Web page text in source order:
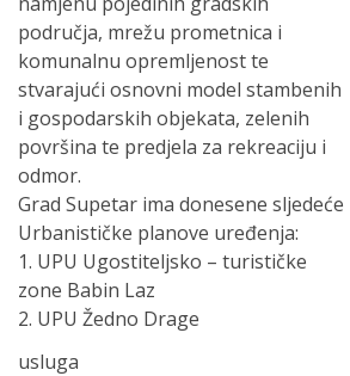
područja, mrežu prometnica i
komunalnu opremljenost te
stvarajući osnovni model stambenih
i gospodarskih objekata, zelenih
površina te predjela za rekreaciju i
odmor.
Grad Supetar ima donesene sljedeće
Urbanističke planove uređenja:
1. UPU Ugostiteljsko – turističke
zone Babin Laz
2. UPU Žedno Drage
usluga